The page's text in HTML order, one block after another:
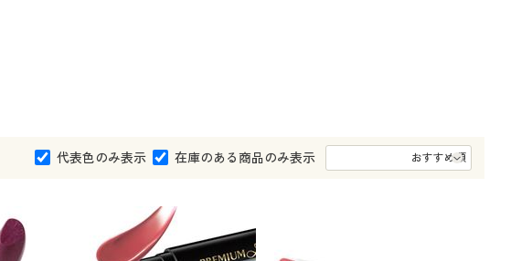
大きいサイズ メンズ
代表色のみ表示 在庫のある商品のみ表示